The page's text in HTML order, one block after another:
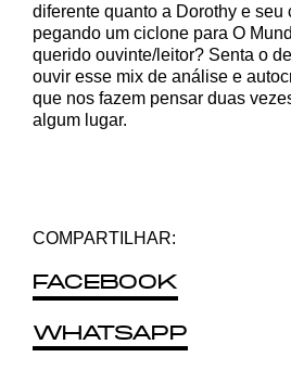
COMPARTILHAR:
FACEBOOK
WHATSAPP
diferente quanto a Dorothy e seu
pegando um ciclone para O
querido ouvinte/leitor? Senta o
ouvir esse mix de análise e
que nos fazem pensar duas
algum lugar.